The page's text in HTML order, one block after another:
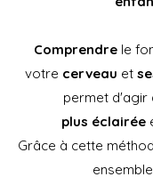
Comprendrele
votre cerveau et
permet d'agir
plus éclairée
Grâce à cette